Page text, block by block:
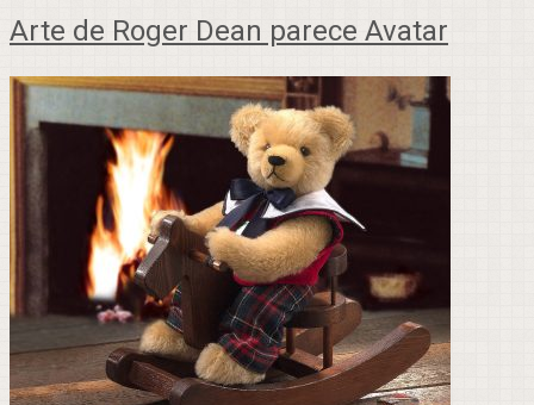
Arte de Roger Dean parece Avatar